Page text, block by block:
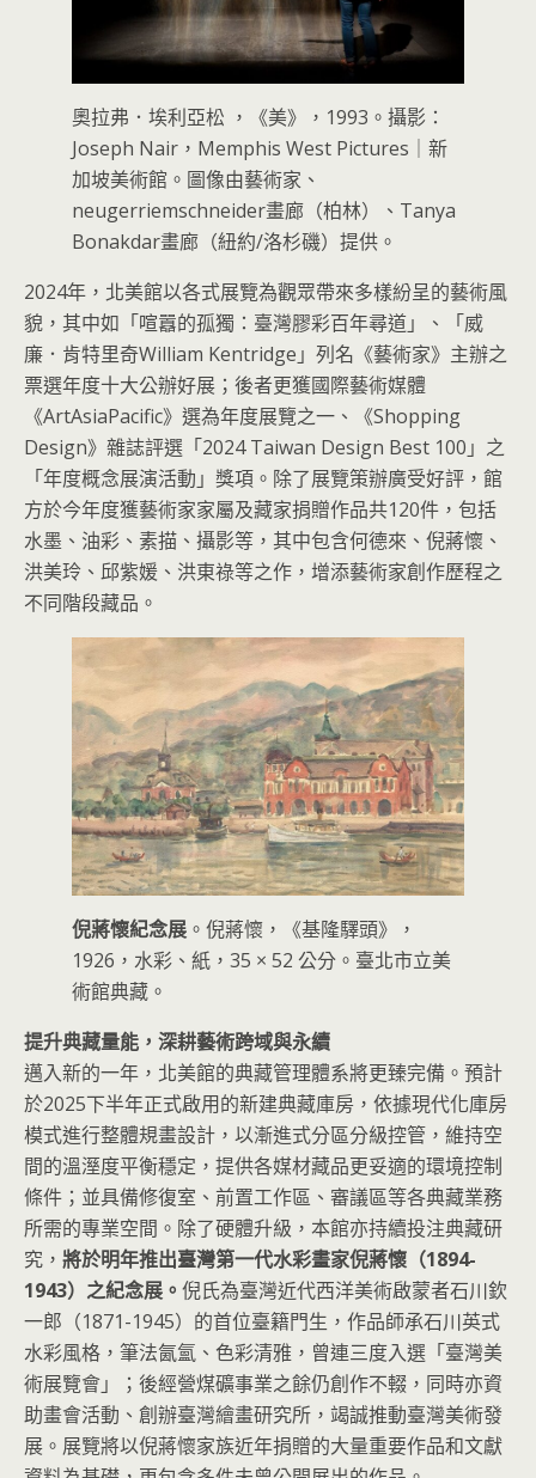
奧拉弗．埃利亞松 ，《美》，1993。攝影：
Joseph Nair，Memphis West Pictures｜新
加坡美術館。圖像由藝術家、
neugerriemschneider畫廊（柏林）、Tanya
Bonakdar畫廊（紐約/洛杉磯）提供。
2024年，北美館以各式展覽為觀眾帶來多樣紛呈的藝術風
貌，其中如「喧囂的孤獨：臺灣膠彩百年尋道」、「威
廉．肯特里奇William Kentridge」列名《藝術家》主辦之
票選年度十大公辦好展；後者更獲國際藝術媒體
《ArtAsiaPacific》選為年度展覽之一、《Shopping
Design》雜誌評選「2024 Taiwan Design Best 100」之
「年度概念展演活動」獎項。除了展覽策辦廣受好評，館
方於今年度獲藝術家家屬及藏家捐贈作品共120件，包括
水墨、油彩、素描、攝影等，其中包含何德來、倪蔣懷、
洪美玲、邱紫媛、洪東祿等之作，增添藝術家創作歷程之
不同階段藏品。
倪蔣懷紀念展 。倪蔣懷，《基隆驛頭》，
1926，水彩、紙，35 × 52 公分。臺北市立美
術館典藏。
提升典藏量能，深耕藝術跨域與永續
邁入新的一年，北美館的典藏管理體系將更臻完備。預計
於2025下半年正式啟用的新建典藏庫房，依據現代化庫房
模式進行整體規畫設計，以漸進式分區分級控管，維持空
間的溫溼度平衡穩定，提供各媒材藏品更妥適的環境控制
條件；並具備修復室、前置工作區、審議區等各典藏業務
所需的專業空間。除了硬體升級，本館亦持續投注典藏研
究， 將於明年推出臺灣第一代水彩畫家倪蔣懷（1894-
1943）之紀念展。 倪氏為臺灣近代西洋美術啟蒙者石川欽
一郎（1871-1945）的首位臺籍門生，作品師承石川英式
水彩風格，筆法氤氳、色彩清雅，曾連三度入選「臺灣美
術展覽會」；後經營煤礦事業之餘仍創作不輟，同時亦資
助畫會活動、創辦臺灣繪畫研究所，竭誠推動臺灣美術發
展。展覽將以倪蔣懷家族近年捐贈的大量重要作品和文獻